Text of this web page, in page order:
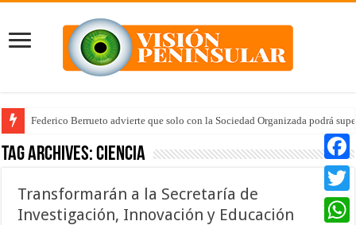
Federico Berrueto advierte que solo con la Sociedad Organizada podrá
Tag Archives:ciencia
Transformarán a la Secretaría de
Investigación, Innovación y Educación
Twitter